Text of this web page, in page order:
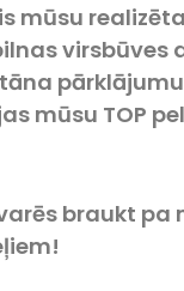
mūsu
virsbūves
pārklājumu
mūsu TOP
braukt pa